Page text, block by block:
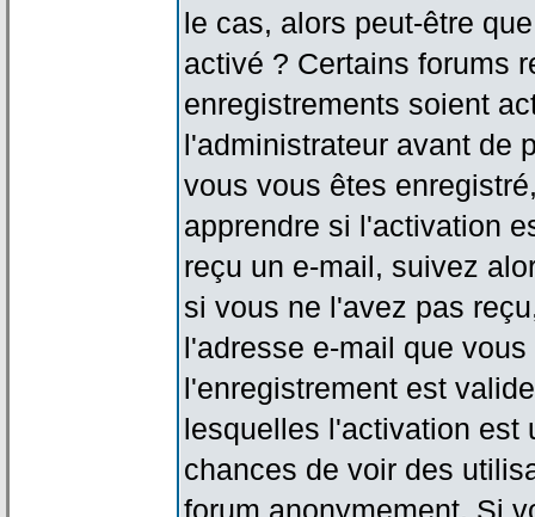
le cas, alors peut-être
activé ? Certains forums
enregistrements soient
l'administrateur avant de
vous vous êtes
apprendre si l'activation
reçu un e-mail, suivez
si vous ne l'avez pas
l'adresse e-mail que
l'enregistrement est
lesquelles l'activation est
chances de voir des
forum anonymement. Si